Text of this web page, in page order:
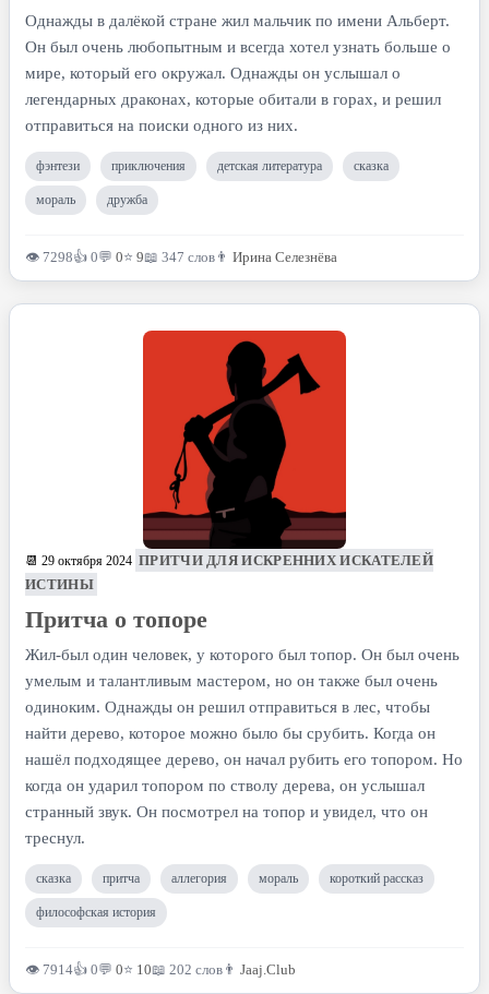
Однажды в далёкой стране жил мальчик по имени Альберт.
Он был очень любопытным и всегда хотел узнать больше о
мире, который его окружал. Однажды он услышал о
легендарных драконах, которые обитали в горах, и решил
отправиться на поиски одного из них.
фэнтези приключения детская литература сказка
мораль дружба
👁 7298👍 0💬 0⭐ 9📖 347 слов 👨 Ирина Селезнёва
📆 29 октября 2024 ПРИТЧИ ДЛЯ ИСКРЕННИХ ИСКАТЕЛЕЙ
ИСТИНЫ
Притча о топоре
Жил-был один человек, у которого был топор. Он был очень
умелым и талантливым мастером, но он также был очень
одиноким. Однажды он решил отправиться в лес, чтобы
найти дерево, которое можно было бы срубить. Когда он
нашёл подходящее дерево, он начал рубить его топором. Но
когда он ударил топором по стволу дерева, он услышал
странный звук. Он посмотрел на топор и увидел, что он
треснул.
сказка притча аллегория мораль короткий рассказ
философская история
👁 7914👍 0💬 0⭐ 10📖 202 слов 👨 Jaaj.Club